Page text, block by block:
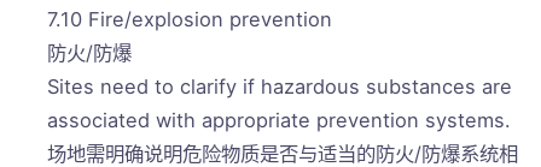
7.10 Fire/explosion prevention
防火/防爆
Sites need to clarify if hazardous substances are
associated with appropriate prevention systems.
场地需明确说明危险物质是否与适当的防火/防爆系统相